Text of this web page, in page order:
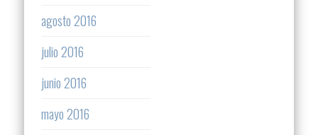
agosto 2016
julio 2016
junio 2016
mayo 2016